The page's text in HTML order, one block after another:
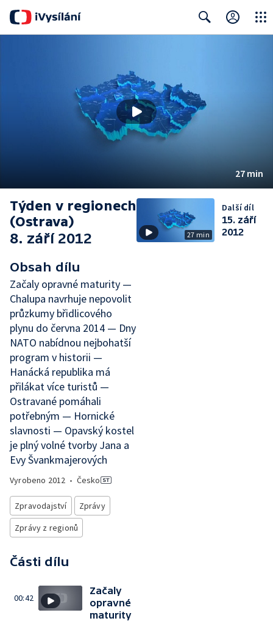
27 min
Týden v regionech
(Ostrava)
8. září 2012
Obsah dílu
Začaly opravné maturity —
Chalupa navrhuje nepovolit
průzkumy břidlicového
plynu do června 2014 — Dny
NATO nabídnou nejbohatší
program v historii —
Hanácká republika má
přilákat více turistů —
Ostravané pomáhali
potřebným — Hornické
slavnosti — Opavský kostel
je plný volné tvorby Jana a
Evy Švankmajerových
Vyrobeno 2012 • Česko
Zpravodajství
Zprávy
Zprávy z regionů
Části dílu
00:42
Začaly
opravné
maturity
27 min
Další díl
15. září
2012